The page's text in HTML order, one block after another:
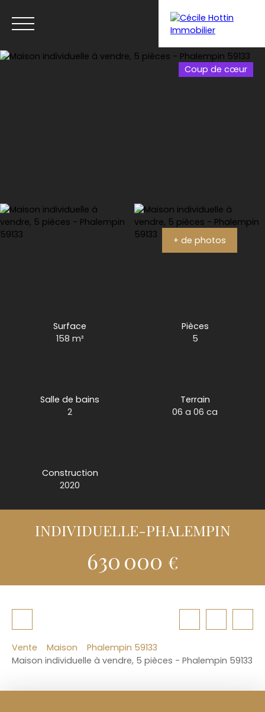
Coup de cœur
+ de photos
Surface
158 m²
Pièces
5
Salle de bains
2
Terrain
06 a 06 ca
Construction
2020
INDIVIDUELLE-PHALEMPIN
630 000 €
Vente Maison
Phalempin 59133
Maison individuelle à vendre, 5 pièces - Phalempin 59133